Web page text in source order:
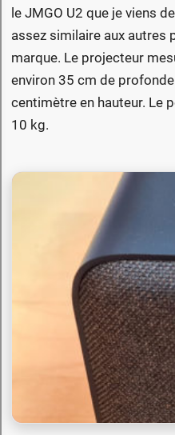
le JMGO U2 que je viens
assez similaire aux autres
marque. Le projecteur
environ 35 cm de
centimètre en hauteur. Le
10 kg.